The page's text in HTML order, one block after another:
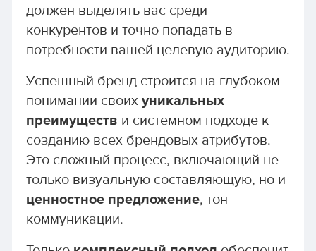
должен выделять вас среди
конкурентов и точно попадать в
потребности вашей целевую аудиторию.
Успешный бренд строится на глубоком
понимании своих уникальных
преимуществ и системном подходе к
созданию всех брендовых атрибутов.
Это сложный процесс, включающий не
только визуальную составляющую, но и
ценностное предложение, тон
коммуникации.